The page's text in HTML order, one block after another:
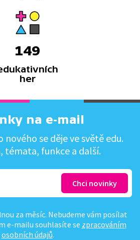
149
her
na e-mail
nového se děje ve světě edu.
témata, funkce a další.
za měsíc. Nebudeme vám posílat
e-mailu souhlasíte se zpracováním
osobních údajů.